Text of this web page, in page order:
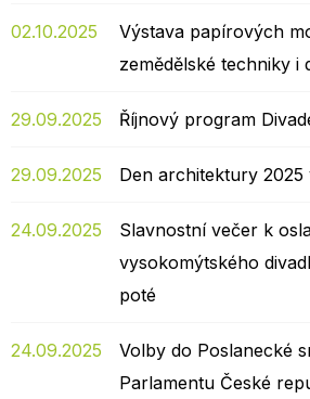
02.10.2025
Výstava papírových
zemědělské techniky i
29.09.2025 Říjnový program
29.09.2025 Den architektury
24.09.2025
Slavnostní večer k
vysokomýtského
poté
24.09.2025
Volby do Poslanecké
Parlamentu České